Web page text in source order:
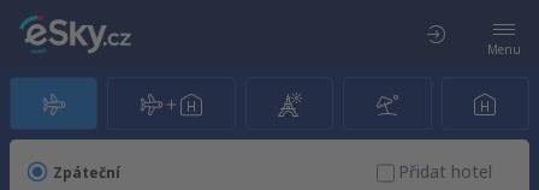
Menu
Zpáteční
Přidat hotel